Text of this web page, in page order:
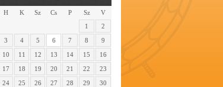
H K Sz Cs P Sz
V
1
2
3
4 5 6 7 8
9
10
11 12 13 14 15
16
17
18 19 20 21 22
23
24
25 26 27 28 29
30